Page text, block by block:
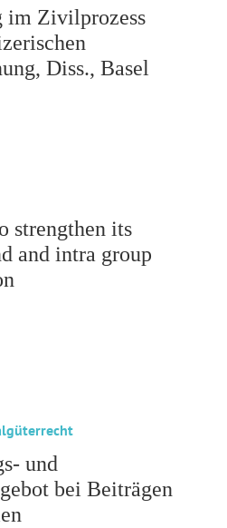
im Zivilprozess
Diss., Basel
strengthen its
and intra group
und
bei Beiträgen